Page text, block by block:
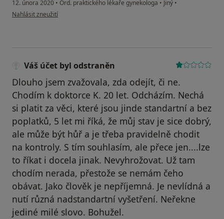
12. února 2020 • Ord. praktického lékaře gynekologa • Jiný •
podle názoru uživatele H.T
Nahlásit zneužití
Váš účet byl odstraněn
Dlouho jsem zvažovala, zda odejít, či ne.
Chodím k doktorce K. 20 let. Odcházím. Nechá
si platit za věci, které jsou jinde standartní a bez
poplatků, 5 let mi říká, že můj stav je sice dobrý,
ale může být hůř a je třeba pravidelně chodit
na kontroly. S tím souhlasím, ale přece jen....lze
to říkat i docela jinak. Nevyhrožovat. Už tam
chodím nerada, přestože se nemám čeho
obávat. Jako člověk je nepříjemná. Je nevlídná a
nutí různá nadstandartní vyšetření. Neřekne
jediné milé slovo. Bohužel.